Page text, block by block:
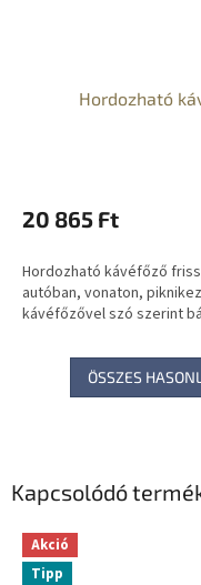
Kapcsolódó
Akció
Tipp
Hordozható
20 865 Ft
Hordozható kávéfőző
autóban, vonaton,
kávéfőzővel szó szerint
ÖSSZES